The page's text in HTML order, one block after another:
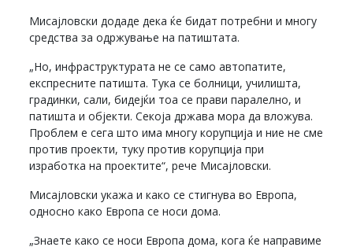
Мисајловски додаде дека ќе бидат потребни и многу
средства за одржување на патиштата.
„Но, инфраструктурата не се само автопатите,
експресните патишта. Тука се болници, училишта,
градинки, сали, бидејќи тоа се прави паралелно, и
патишта и објекти. Секоја држава мора да вложува.
Проблем е сега што има многу корупција и ние не сме
против проекти, туку против корупција при
изработка на проектите“, рече Мисајловски.
Мисајловски укажа и како се стигнува во Европа,
односно како Европа се носи дома.
„Знаете како се носи Европа дома, кога ќе направиме